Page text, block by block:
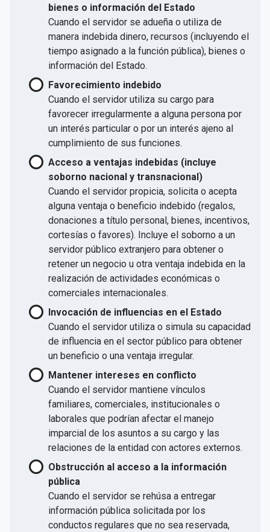
bienes o información del Estado
Cuando el servidor se adueña o utiliza de
manera indebida dinero, recursos (incluyendo el
tiempo asignado a la función pública), bienes o
información del Estado.
Favorecimiento indebido
Cuando el servidor utiliza su cargo para
favorecer irregularmente a alguna persona por
un interés particular o por un interés ajeno al
cumplimiento de sus funciones.
Acceso a ventajas indebidas (incluye
soborno nacional y transnacional)
Cuando el servidor propicia, solicita o acepta
alguna ventaja o beneficio indebido (regalos,
donaciones a título personal, bienes, incentivos,
cortesías o favores). Incluye el soborno a un
servidor público extranjero para obtener o
retener un negocio u otra ventaja indebida en la
realización de actividades económicas o
comerciales internacionales.
Invocación de influencias en el Estado
Cuando el servidor utiliza o simula su capacidad
de influencia en el sector público para obtener
un beneficio o una ventaja irregular.
Mantener intereses en conflicto
Cuando el servidor mantiene vínculos
familiares, comerciales, institucionales o
laborales que podrían afectar el manejo
imparcial de los asuntos a su cargo y las
relaciones de la entidad con actores externos.
Obstrucción al acceso a la información
pública
Cuando el servidor se rehúsa a entregar
información pública solicitada por los
conductos regulares que no sea reservada,